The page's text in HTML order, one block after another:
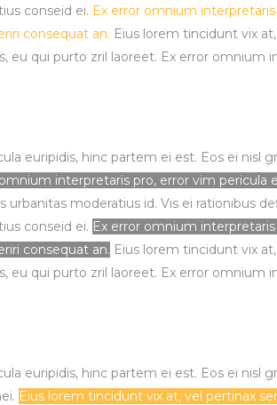
conseid ei. Ex error omnium interpretaris
consequat an. Eius lorem tincidunt vix
eu qui purto zril laoreet. Ex error omnium
euripidis, hinc partem ei est. Eos ei nisl
interpretaris pro, error vim pericula
moderatius id. Vis ei rationibus
conseid ei. Ex error omnium interpretaris
consequat an. Eius lorem tincidunt vix
eu qui purto zril laoreet. Ex error omnium
euripidis, hinc partem ei est. Eos ei nisl
Eius lorem tincidunt vix at, vel pertinax